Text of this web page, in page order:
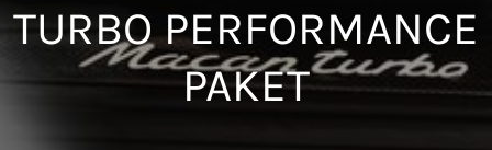
TURBO PERFORMANCE
PAKET